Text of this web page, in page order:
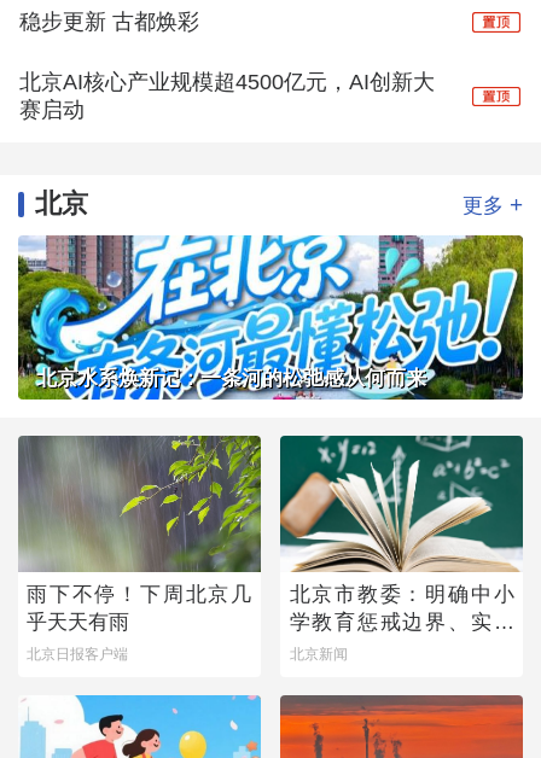
稳步更新 古都焕彩
北京AI核心产业规模超4500亿元，AI创新大
赛启动
北京 更多 +
北京水系焕新记：一条河的松弛感从何而来
雨下不停！下周北京几
乎天天有雨
北京日报客户端
北京市教委：明确中小
学教育惩戒边界、实施
程序
北京新闻